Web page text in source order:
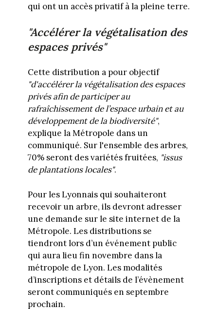
qui ont un accès privatif à la pleine terre.
"Accélérer la végétalisation des
espaces privés"
Cette distribution a pour objectif
"d'accélérer la végétalisation des espaces
privés afin de participer au
rafraîchissement de l’espace urbain et au
développement de la biodiversité",
explique la Métropole dans un
communiqué. Sur l'ensemble des arbres,
70% seront des variétés fruitées, "issus
de plantations locales".
Pour les Lyonnais qui souhaiteront
recevoir un arbre, ils devront adresser
une demande sur le site internet de la
Métropole. Les distributions se
tiendront lors d’un événement public
qui aura lieu fin novembre dans la
métropole de Lyon. Les modalités
d’inscriptions et détails de l’évènement
seront communiqués en septembre
prochain.